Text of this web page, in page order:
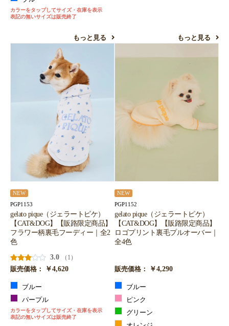
カラーをタップしてサイズ・在庫を表示
表記の無いサイズは販売終了
もっと見る もっと見る
NEW
PGP1153
gelato pique（ジェラートピケ）
【CAT&DOG】【販路限定商品】
フラワー柄裏毛フーディー｜全2
色
3.0
（1）
販売価格：
￥4,620
ブルー
パープル
カラーをタップしてサイズ・在庫を表示
表記の無いサイズは販売終了
NEW
PGP1152
gelato pique（ジェラートピケ）
【CAT&DOG】【販路限定商品】
ロゴプリント裏毛プルオーバー｜
全4色
販売価格： ￥4,290
ブルー
ピンク
グリーン